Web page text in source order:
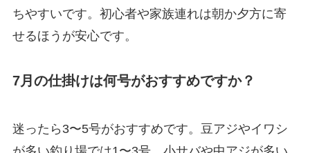
ちやすいです。初心者や家族連れは朝か夕方に寄
せるほうが安心です。
7月の仕掛けは何号がおすすめですか？
迷ったら3〜5号がおすすめです。豆アジやイワシ